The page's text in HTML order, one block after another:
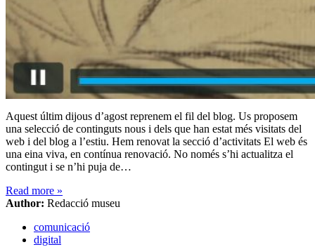
Aquest últim dijous d’agost reprenem el fil del blog. Us proposem
una selecció de continguts nous i dels que han estat més visitats del
web i del blog a l’estiu. Hem renovat la secció d’activitats El web és
una eina viva, en contínua renovació. No només s’hi actualitza el
contingut i se n’hi puja de…
Read more »
Author: Redacció museu
comunicació
digital